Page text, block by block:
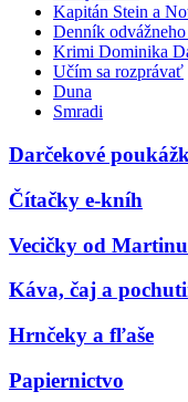
Kapitán Stein a
Denník
Krimi Dominika
Učím sa rozprávať
Duna
Smradi
Darčekové
Čítačky e-kníh
Vecičky od
Káva, čaj a
Hrnčeky a fľaše
Papiernictvo